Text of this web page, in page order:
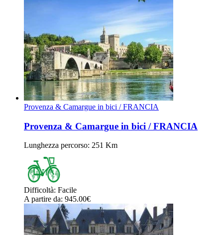
Provenza & Camargue in bici / FRANCIA
Provenza & Camargue in bici / FRANCIA
Lunghezza percorso: 251 Km
Difficoltà: Facile
A partire da: 945.00€